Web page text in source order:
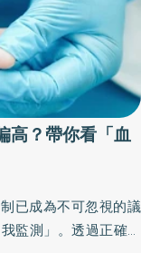
高？帶你看「血
已成為不可忽視的議
監測」。透過正確量